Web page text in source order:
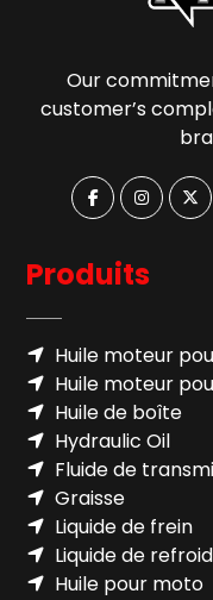
Our
customer’s
Produits
Huile moteur
Huile moteur
Huile de boîte
Hydraulic Oil
Fluide de
Graisse
Liquide de frein
Liquide de
Huile pour moto